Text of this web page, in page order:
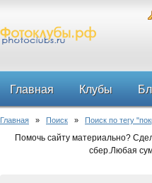
Главная Клубы
Форум
Главная » Поиск » Поиск по тегу
Помочь сайту материально?
сбер.Любая